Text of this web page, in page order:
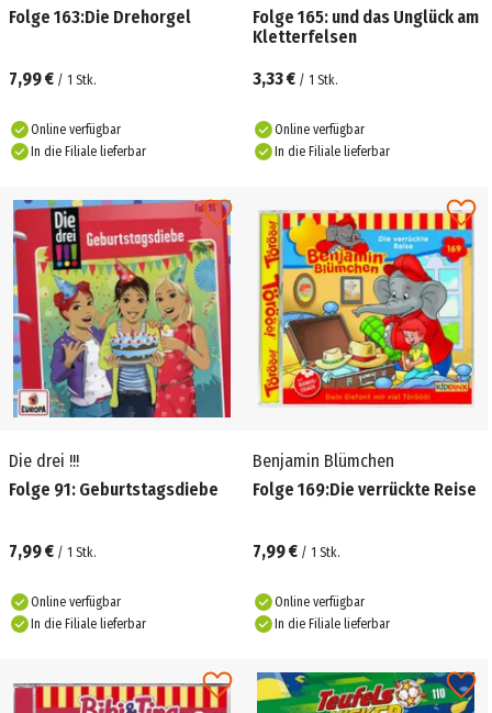
Folge 163:Die Drehorgel
7,99 € / 1 Stk.
Online verfügbar
In die Filiale lieferbar
Folge 165: und das Unglück am
Kletterfelsen
3,33 € / 1 Stk.
Online verfügbar
In die Filiale lieferbar
Die drei !!!
Folge 91: Geburtstagsdiebe
7,99 € / 1 Stk.
Online verfügbar
In die Filiale lieferbar
Benjamin Blümchen
Folge 169:Die verrückte Reise
7,99 € / 1 Stk.
Online verfügbar
In die Filiale lieferbar